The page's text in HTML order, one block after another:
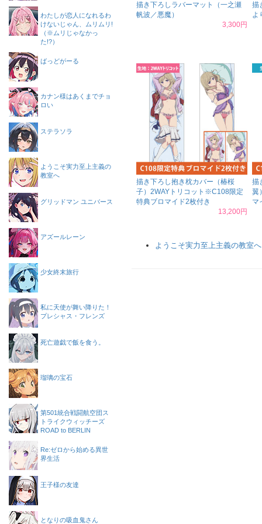
描き下ろしラバーマット（一之瀬
帆波／悪魔）
3,300円
描
よ
描き下ろし抱き枕カバー（椿桜
子）2WAYトリコット※C108限定
特典ブロマイド2枚付き
13,200円
描
翼
マ
ようこそ実力至上主義の教室へ
わたしが恋人になれるわ
けないじゃん、ムリムリ!
（※ムリじゃなかっ
た!?）
ばっどがーる
カナン様はあくまでチョ
ロい
ステラソラ
ようこそ実力至上主義の
教室へ
グリッドマン ユニバース
アズールレーン
少女終末旅行
私に天使が舞い降りた！
プレシャス・フレンズ
死亡遊戯で飯を食う。
瑠璃の宝石
第501統合戦闘航空団ス
トライクウィッチーズ
ROAD to BERLIN
Re:ゼロから始める異世
界生活
王子様の友達
となりの吸血鬼さん